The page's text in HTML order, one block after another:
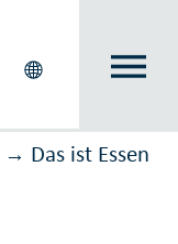
→ Das ist Essen